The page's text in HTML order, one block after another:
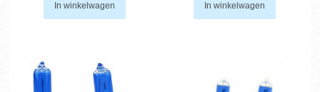
In winkelwagen In winkelwagen